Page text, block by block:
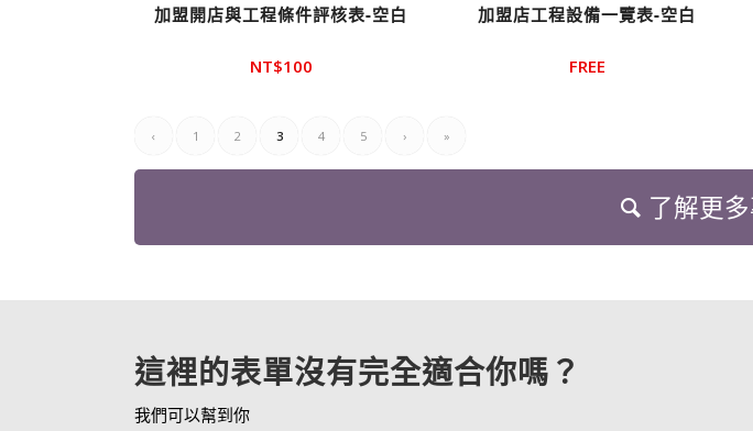
加盟開店與工程條件評核表-空白
NT$100
加盟店工程設備一覽表-空白
FREE
‹ 1 2 3 4 5 › »
了解更
這裡的表單沒有完全適合你嗎？
我們可以幫到你